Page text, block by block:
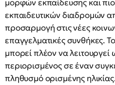
μορφών εκπαίδευσης και
εκπαιδευτικών διαδρομών
προσαρμογή στις νέες
επαγγελματικές συνθήκες.
μπορεί πλέον να λειτουργεί
περιορισμένος σε έναν
πληθυσμό ορισμένης